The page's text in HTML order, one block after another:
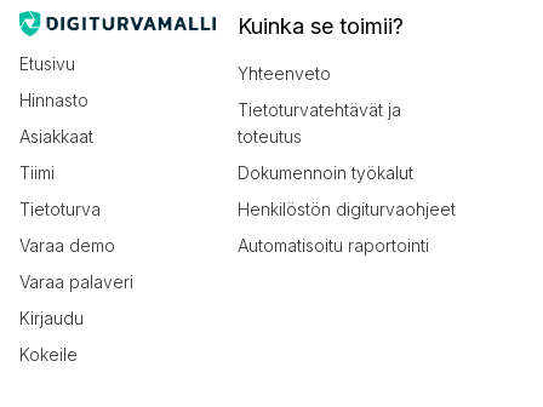
Etusivu
Hinnasto
Asiakkaat
Tiimi
Tietoturva
Varaa demo
Varaa palaveri
Kirjaudu
Kokeile
Kuinka se toimii?
Yhteenveto
Tietoturvatehtävät ja
toteutus
Dokumennoin työkalut
Henkilöstön digiturvaohjeet
Automatisoitu raportointi